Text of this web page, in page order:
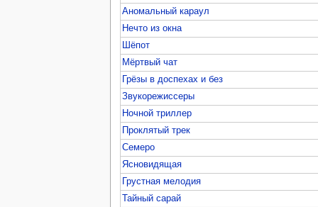
Аномальный караул
Нечто из окна
Шёпот
Мёртвый чат
Грёзы в доспехах и без
Звукорежиссеры
Ночной триллер
Проклятый трек
Семеро
Ясновидящая
Грустная мелодия
Тайный сарай